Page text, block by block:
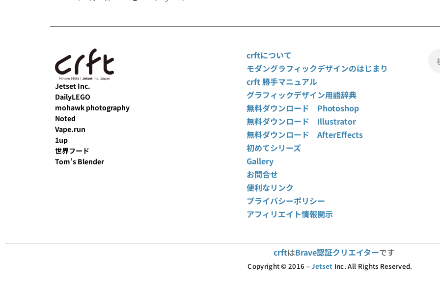
Jetset Inc.
DailyLEGO
mohawk photography
Noted
Vape.run
1up
世界フード
Tom’s Blender
crftについて
モダングラフィックデザインのはじまり
crft 勝手マニュアル
グラフィックデザイン用語辞典
無料ダウンロード Photoshop
無料ダウンロード Illustrator
無料ダウンロード AfterEffects
初めてシリーズ
Gallery
お問合せ
便利なリンク
プライバシーポリシー
アフィリエイト情報開示
crftはBrave認証クリエイターです
Copyright © 2016 –Jetset Inc. All Rights Reserved.